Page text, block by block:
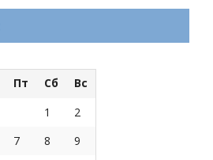
Пт Сб
Вс
1
2
7 8
9